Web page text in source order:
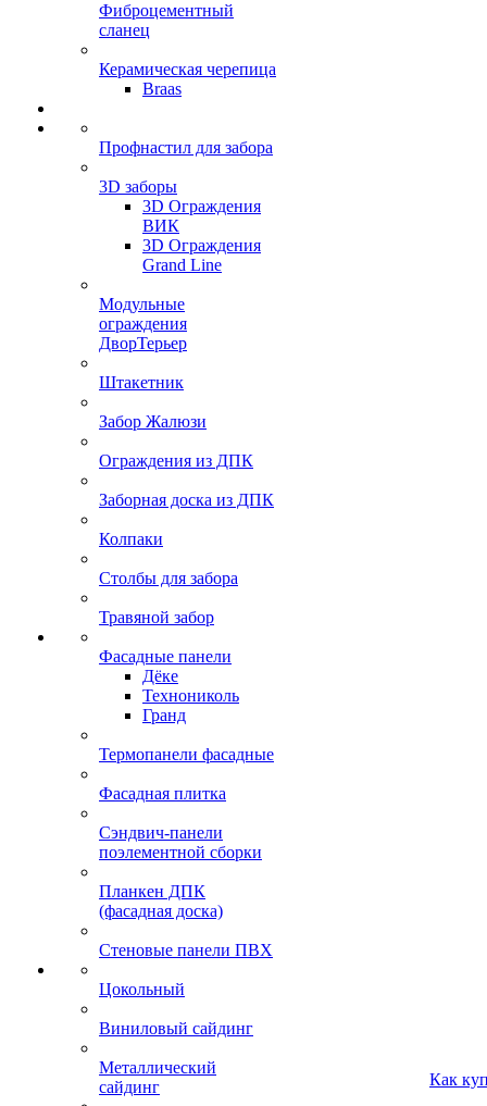
Фиброцементный
сланец
Керамическая черепица
Braas
Профнастил для забора
3D заборы
3D Ограждения
ВИК
3D Ограждения
Grand Line
Модульные
ограждения
ДворТерьер
Штакетник
Забор Жалюзи
Ограждения из ДПК
Заборная доска из ДПК
Колпаки
Столбы для забора
Травяной забор
Фасадные панели
Дёке
Технониколь
Гранд
Термопанели фасадные
Фасадная плитка
Сэндвич-панели
поэлементной сборки
Планкен ДПК
(фасадная доска)
Стеновые панели ПВХ
Цокольный
Виниловый сайдинг
Металлический
сайдинг
Как